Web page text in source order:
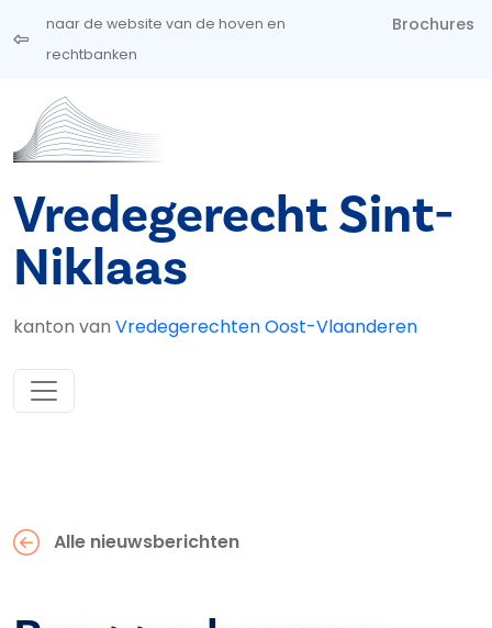
Overslaan en naar de inhoud gaan
naar de website van de hoven en
rechtbanken
Brochures
Vredegerecht Sint-
Niklaas
kanton van Vredegerechten Oost-Vlaanderen
Alle nieuwsberichten